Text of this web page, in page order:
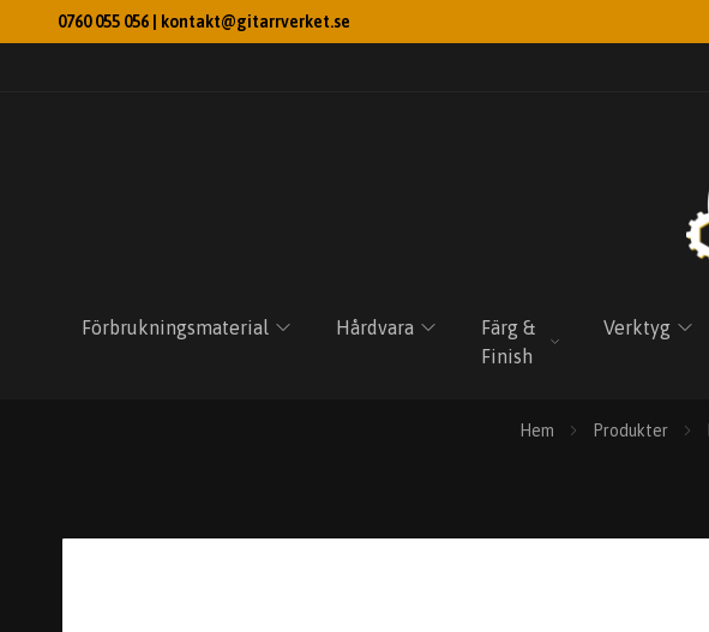
0760 055 056 | kontakt@gitarrverket.se
Förbrukningsmaterial Hårdvara
Färg &
Finish
Verktyg
Hem Produkter